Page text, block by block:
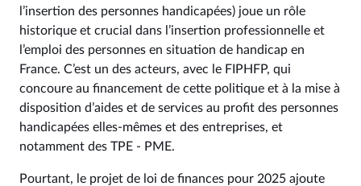
l’insertion des personnes handicapées) joue un rôle
historique et crucial dans l’insertion professionnelle et
l’emploi des personnes en situation de handicap en
France. C’est un des acteurs, avec le FIPHFP, qui
concoure au financement de cette politique et à la mise à
disposition d’aides et de services au profit des personnes
handicapées elles-mêmes et des entreprises, et
notamment des TPE - PME.
Pourtant, le projet de loi de finances pour 2025 ajoute